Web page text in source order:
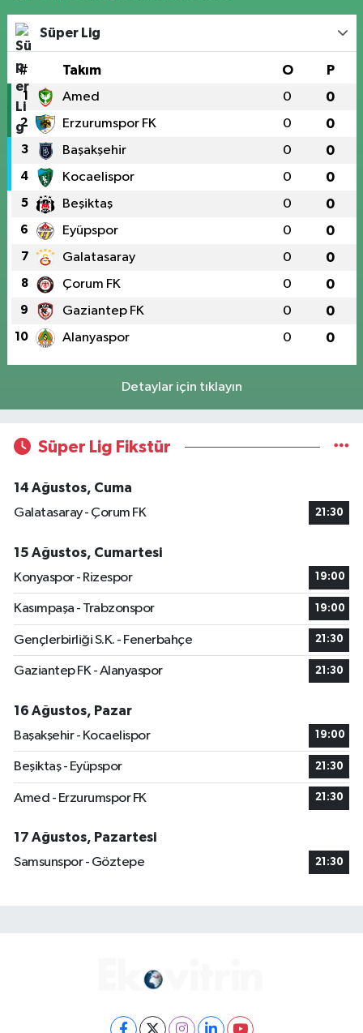
Süper Lig
# Takım O P
1 Amed 0 0
2 Erzurumspor FK 0 0
3 Başakşehir 0 0
4 Kocaelispor 0 0
5 Beşiktaş 0 0
6 Eyüpspor 0 0
7 Galatasaray 0 0
8 Çorum FK 0 0
9 Gaziantep FK 0 0
10 Alanyaspor 0 0
Detaylar için tıklayın
Süper Lig Fikstür
14 Ağustos, Cuma
Galatasaray - Çorum FK
21:30
15 Ağustos, Cumartesi
Konyaspor - Rizespor
19:00
Kasımpaşa - Trabzonspor 19:00
Gençlerbirliği S.K. - Fenerbahçe 21:30
Gaziantep FK - Alanyaspor 21:30
16 Ağustos, Pazar
Başakşehir - Kocaelispor
19:00
Beşiktaş - Eyüpspor 21:30
Amed - Erzurumspor FK 21:30
17 Ağustos, Pazartesi
Samsunspor - Göztepe
21:30